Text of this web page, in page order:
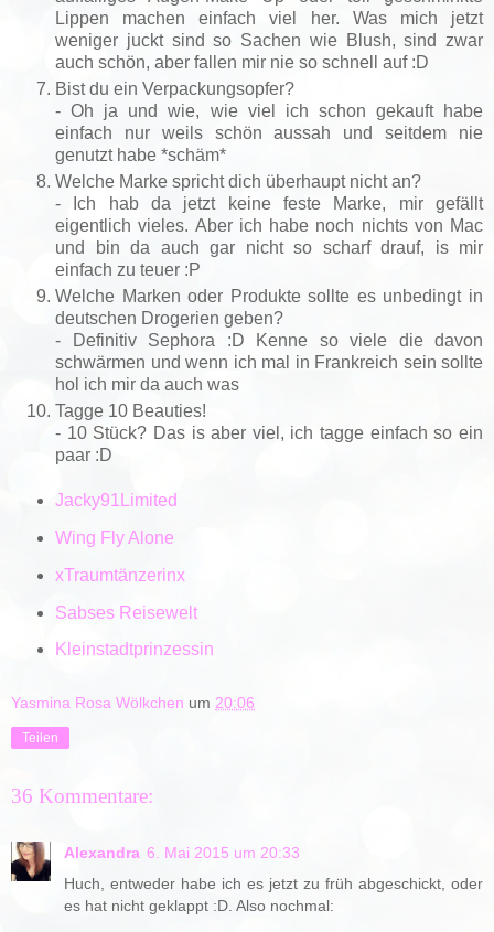
Lippen machen einfach viel her. Was mich jetzt
weniger juckt sind so Sachen wie Blush, sind zwar
auch schön, aber fallen mir nie so schnell auf :D
Bist du ein Verpackungsopfer?
- Oh ja und wie, wie viel ich schon gekauft habe
einfach nur weils schön aussah und seitdem nie
genutzt habe *schäm*
Welche Marke spricht dich überhaupt nicht an?
- Ich hab da jetzt keine feste Marke, mir gefällt
eigentlich vieles. Aber ich habe noch nichts von Mac
und bin da auch gar nicht so scharf drauf, is mir
einfach zu teuer :P
Welche Marken oder Produkte sollte es unbedingt in
deutschen Drogerien geben?
- Definitiv Sephora :D Kenne so viele die davon
schwärmen und wenn ich mal in Frankreich sein sollte
hol ich mir da auch was
Tagge 10 Beauties!
- 10 Stück? Das is aber viel, ich tagge einfach so ein
paar :D
Jacky91Limited
Wing Fly Alone
xTraumtänzerinx
Sabses Reisewelt
Kleinstadtprinzessin
Yasmina Rosa Wölkchen um 20:06
Teilen
36 Kommentare:
Alexandra 6. Mai 2015 um 20:33
Huch, entweder habe ich es jetzt zu früh abgeschickt, oder
es hat nicht geklappt :D. Also nochmal: